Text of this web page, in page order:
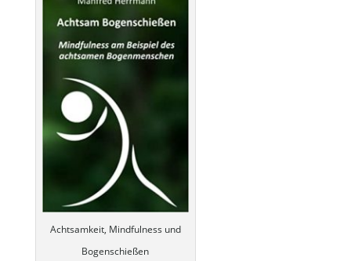
Achtsamkeit, Mindfulness und
Bogenschießen